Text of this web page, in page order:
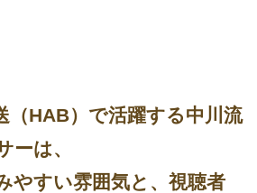
（HAB）で活躍する中川流
ーは、
やすい雰囲気と、視聴者